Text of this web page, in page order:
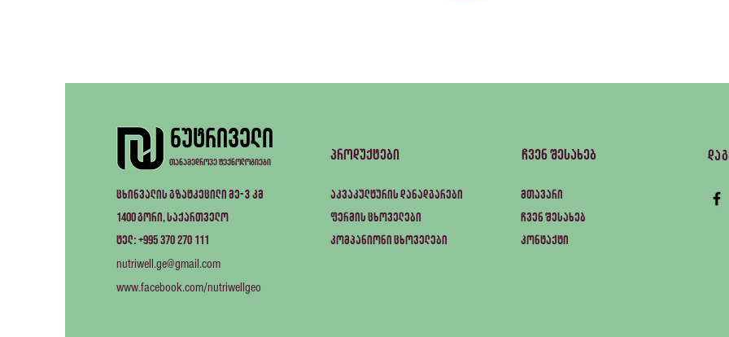
ნუტრიველი
თანამედროვე ტექნოლოგიები
ცხინვალის გზატკეცილი მე-3 კმ
1400გორი, საქართველო
ტელ:+995 370 270 111
nutriwell.ge@gmail.com
www.facebook.com/nutriwellgeo
პროდუქტები
აკვაკულტურის დანადგარები
ფერმის ცხოველები
კომპანიონი ცხოველები
ჩვენ შესახებ
მთავარი
ჩვენ შესახებ
კონტაქტი